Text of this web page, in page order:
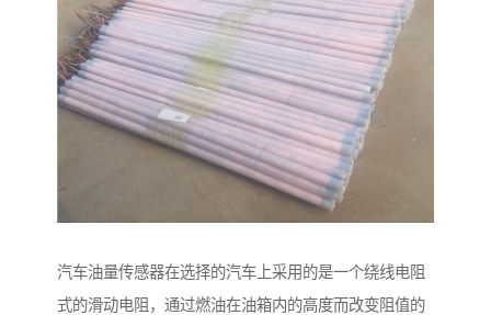
汽车油量传感器在选择的汽车上采用的是一个绕线电阻
式的滑动电阻，通过燃油在油箱内的高度而改变阻值的